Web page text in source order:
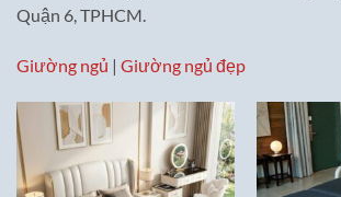
Quận 6, TPHCM.
Giường ngủ | Giường ngủ đẹp